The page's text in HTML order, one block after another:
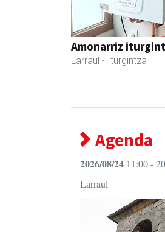
Amonarriz
Larraul - Iturgintza
Agenda
2026/08/24 11:00 -
Larraul